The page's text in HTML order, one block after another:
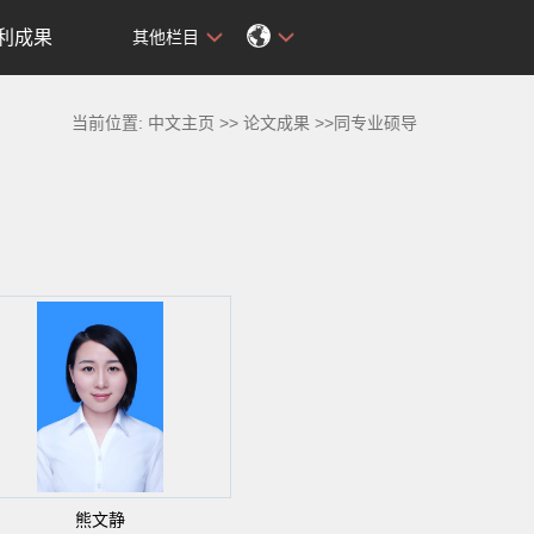
成果 其他栏目
当前位置: 中文主页 >>论文成果 >>同专业硕导
熊文静